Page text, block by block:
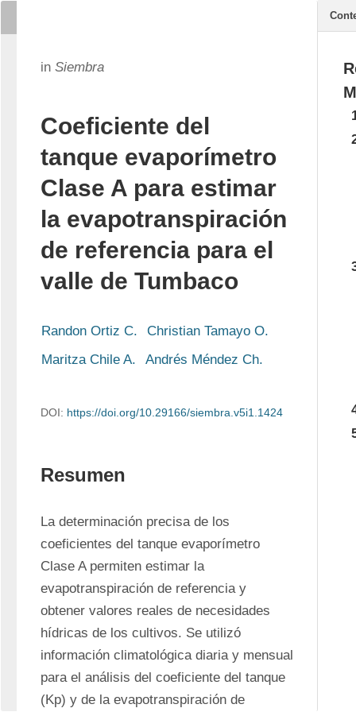
in Siembra
Coeficiente del
tanque evaporímetro
Clase A para estimar
la evapotranspiración
de referencia para el
valle de Tumbaco
Randon Ortiz C.
Christian Tamayo O.
Maritza Chile A.
Andrés Méndez Ch.
DOI: https://doi.org/10.29166/siembra.v5i1.1424
Resumen
La determinación precisa de los
coeficientes del tanque evaporímetro
Clase A permiten estimar la
evapotranspiración de referencia y
obtener valores reales de necesidades
hídricas de los cultivos. Se utilizó
información climatológica diaria y mensual
para el análisis del coeficiente del tanque
(Kp) y de la evapotranspiración de